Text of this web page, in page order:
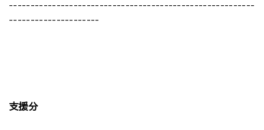
---------------------
支援分